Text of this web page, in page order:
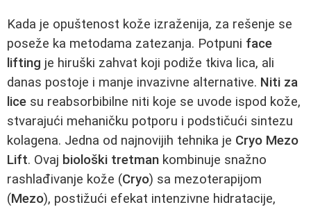
Kada je opuštenost kože izraženija, za rešenje se
poseže ka metodama zatezanja. Potpuni face
lifting je hiruški zahvat koji podiže tkiva lica, ali
danas postoje i manje invazivne alternative. Niti za
lice su reabsorbibilne niti koje se uvode ispod kože,
stvarajući mehaničku potporu i podstičući sintezu
kolagena. Jedna od najnovijih tehnika je Cryo Mezo
Lift. Ovaj biološki tretman kombinuje snažno
rashlađivanje kože (Cryo) sa mezoterapijom
(Mezo), postižući efekat intenzivne hidratacije,